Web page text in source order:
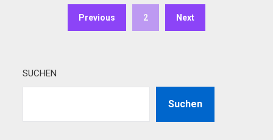
Previous 2 Next
SUCHEN
Suchen